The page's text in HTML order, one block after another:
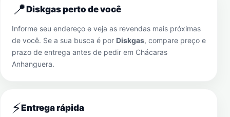
📍Diskgas perto de você
Informe seu endereço e veja as revendas mais próximas
de você. Se a sua busca é por Diskgas, compare preço e
prazo de entrega antes de pedir em Chácaras
Anhanguera.
⚡Entrega rápida